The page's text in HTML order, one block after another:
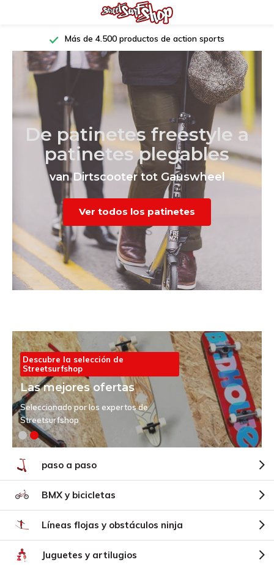
Más de 4.500 productos de action sports
De patinetes freestyle a
patinetes plegables
van Dirtscooter tot Gauswheel
Ver todos los patinetes
Descubre la selección de
Streetsurfshop
Las mejores ofertas
Seleccionado por los expertos de
Streetsurfshop
paso a paso
BMX y bicicletas
Líneas flojas y obstáculos ninja
Juguetes y artilugios